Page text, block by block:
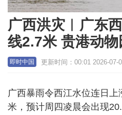
广西洪灾︱广东
线2.7米 贵港动物
即时中国 更新时间：00:01 2026-07-
广西暴雨令西江水位连日
米，预计周四凌晨会出现